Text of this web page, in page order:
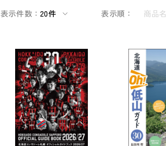
表示件数：20件 表示順： 商品名